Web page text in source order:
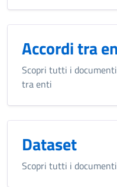
Accordi tra
Scopri tutti i
tra enti
Dataset
Scopri tutti i